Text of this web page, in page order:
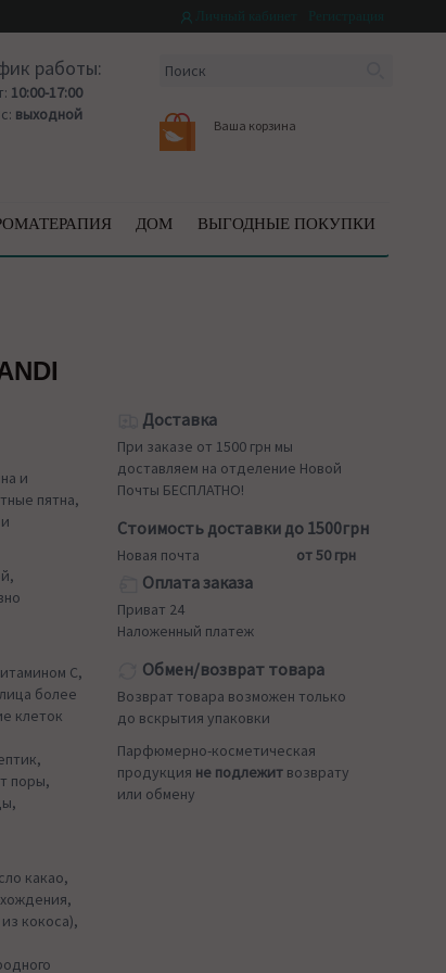
работы:
10:00-17:00
выходной
Ваша корзина
ДОМ ВЫГОДНЫЕ ПОКУПКИ
и
пятна,
С,
более
клеток
поры,
какао,
кокоса),
Доставка
При заказе от 1500 грн мы
доставляем на отделение Новой
Почты БЕСПЛАТНО!
Стоимость доставки до 1500грн
Новая почта от 50 грн
Оплата заказа
Приват 24
Наложенный платеж
Обмен/возврат товара
Возврат товара возможен только
до вскрытия упаковки
Парфюмерно-косметическая
продукция не подлежит возврату
или обмену